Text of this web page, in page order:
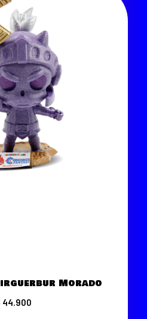
Morado
44.900